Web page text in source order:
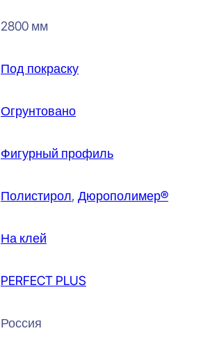
2800 мм
Под покраску
Огрунтовано
Фигурный профиль
Полистирол, Дюрополимер®
На клей
PERFECT PLUS
Россия